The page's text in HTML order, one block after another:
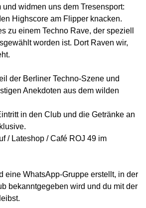
widmen uns dem Tresensport:
Highscore am Flipper knacken.
zu einem Techno Rave, der speziell
worden ist. Dort Raven wir,
der Berliner Techno-Szene und
Anekdoten aus dem wilden
in den Club und die Getränke an
/ Lateshop / Café ROJ 49 im
eine WhatsApp-Gruppe erstellt, in der
bekanntgegeben wird und du mit der